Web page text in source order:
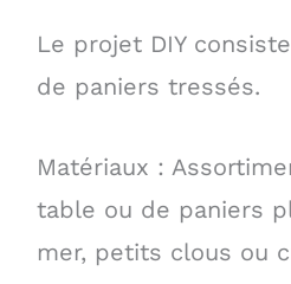
Le projet DIY
de paniers tressés.
Matériaux :
table ou de paniers
mer, petits clous ou